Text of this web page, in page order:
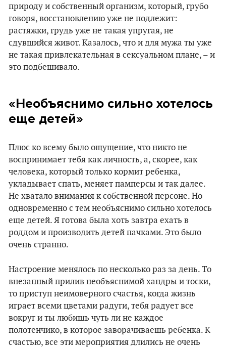
природу и собственный организм, который, грубо
говоря, восстановлению уже не подлежит:
растяжки, грудь уже не такая упругая, не
сдувшийся живот. Казалось, что и для мужа ты уже
не такая привлекательная в сексуальном плане, – и
это подбешивало.
«Необъяснимо сильно хотелось
еще детей»
Плюс ко всему было ощущение, что никто не
воспринимает тебя как личность, а, скорее, как
человека, который только кормит ребенка,
укладывает спать, меняет памперсы и так далее.
Не хватало внимания к собственной персоне. Но
одновременно с тем необъяснимо сильно хотелось
еще детей. Я готова была хоть завтра ехать в
роддом и производить детей пачками. Это было
очень странно.
Настроение менялось по несколько раз за день. То
внезапный прилив необъяснимой хандры и тоски,
то приступ неимоверного счастья, когда жизнь
играет всеми цветами радуги, тебя радует все
вокруг и ты любишь чуть ли не каждое
полотенчико, в которое заворачиваешь ребенка. К
счастью, все эти мероприятия длились не очень